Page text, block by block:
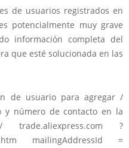
de usuarios registrados en
potencialmente muy grave
información completa del
que esté solucionada en las
de usuario para agregar /
y número de contacto en la
?
mailingAddressId =